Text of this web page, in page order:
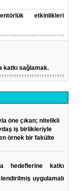
etkinlikleri
katkı sağlamak.
öne çıkan; nitelikli
iş birlikleriyle
örnek bir fakülte
hedeflerine katkı
uygulamalı